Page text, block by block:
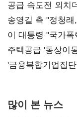
공급 속도전 외치
리모델링' 제안
송영길 측 "정청
총선 지휘 못해"
이 대통령 "국가
진실 밝혀야"
주택공급 '동상이
'금융복합기업집
많이 본 뉴스